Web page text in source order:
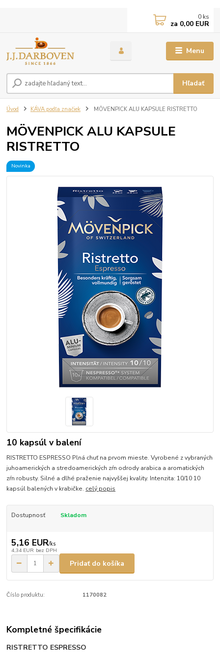
Menu
Hľadať
0 ks
za 0,00 EUR
Úvod KÁVA podľa značiek MÖVENPICK ALU KAPSULE RISTRETTO
MÖVENPICK ALU KAPSULE
RISTRETTO
Novinka
10 kapsúl v balení
RISTRETTO ESPRESSO Plná chuť na prvom mieste. Vyrobené z vybraných
juhoamerických a stredoamerických zŕn odrody arabica a aromatických
zŕn robusty. Silné a dlhé praženie najvyššej kvality. Intenzita: 10/10 10
kapsúl balených v krabičke. celý popis
Dostupnosť Skladom
5,16 EUR/ks
4,34 EUR bez DPH
Pridať do košíka
Číslo produktu: 1170082
Kompletné špecifikácie
RISTRETTO ESPRESSO